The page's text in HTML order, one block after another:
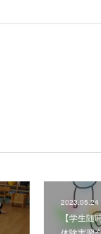
2023.05.24
【学生随